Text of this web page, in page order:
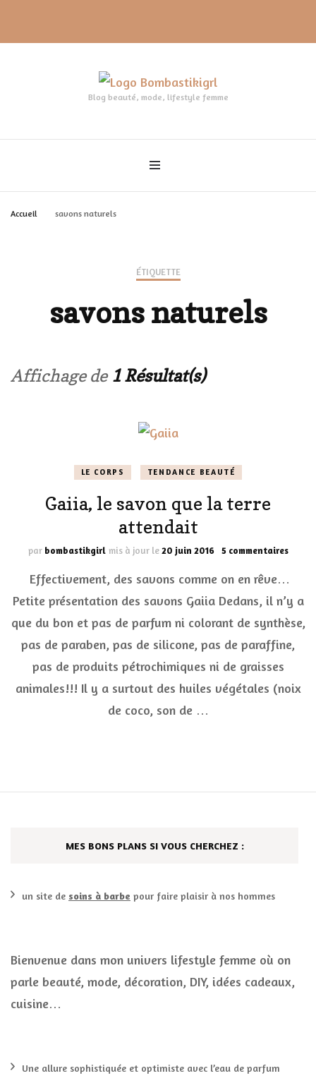
Blog beauté, mode, lifestyle femme
Accueil savons naturels
ÉTIQUETTE
savons naturels
Affichage de 1 Résultat(s)
LE CORPS TENDANCE BEAUTÉ
Gaiia, le savon que la terre
attendait
par bombastikgirl mis à jour le20 juin 2016 5 commentairessur
que
la
Effectivement, des savons comme on en rêve…
Petite présentation des savons Gaiia Dedans, il n’y a
que du bon et pas de parfum ni colorant de synthèse,
pas de paraben, pas de silicone, pas de paraffine,
pas de produits pétrochimiques ni de graisses
animales!!! Il y a surtout des huiles végétales (noix
de coco, son de …
MES BONS PLANS SI VOUS CHERCHEZ :
un site de soins à barbe pour faire plaisir à nos hommes
Bienvenue dans mon univers lifestyle femme où on
parle beauté, mode, décoration, DIY, idées cadeaux,
cuisine…
Une allure sophistiquée et optimiste avec l’eau de parfum